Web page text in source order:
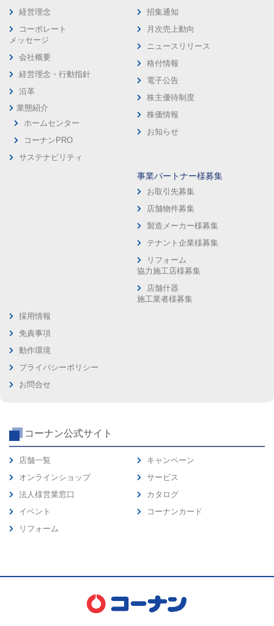
経営理念
コーポレート
メッセージ
会社概要
経営理念・行動指針
沿革
業態紹介
ホームセンター
コーナンPRO
サステナビリティ
招集通知
月次売上動向
ニュースリリース
格付情報
電子公告
株主優待制度
株価情報
お知らせ
事業パートナー様募集
お取引先募集
店舗物件募集
製造メーカー様募集
テナント企業様募集
リフォーム
協力施工店様募集
店舗什器
施工業者様募集
採用情報
免責事項
動作環境
プライバシーポリシー
お問合せ
コーナン公式サイト
店舗一覧
オンラインショップ
法人様営業窓口
イベント
リフォーム
キャンペーン
サービス
カタログ
コーナンカード